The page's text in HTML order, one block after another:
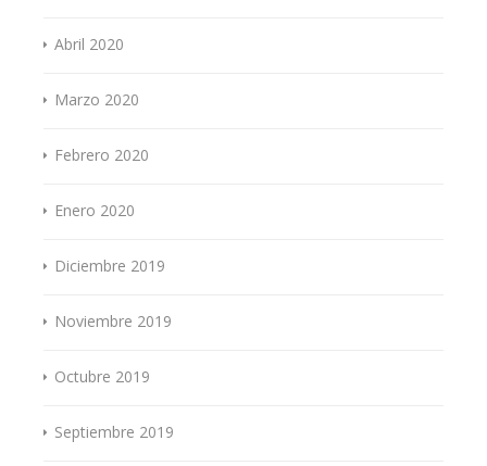
Abril 2020
Marzo 2020
Febrero 2020
Enero 2020
Diciembre 2019
Noviembre 2019
Octubre 2019
Septiembre 2019